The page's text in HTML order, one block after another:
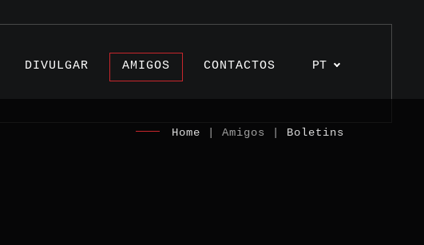
PT
DIVULGAR AMIGOS CONTACTOS
Home | Amigos | Boletins